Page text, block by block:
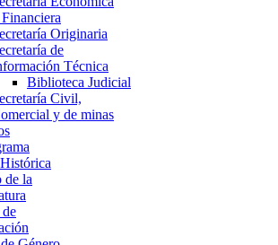
Originaria
de
Técnica
Biblioteca Judicial
Civil,
y de minas
de la